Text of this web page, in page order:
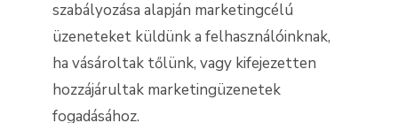
szabályozása alapján marketingcélú
üzeneteket küldünk a felhasználóinknak,
ha vásároltak tőlünk, vagy kifejezetten
hozzájárultak marketingüzenetek
fogadásához.